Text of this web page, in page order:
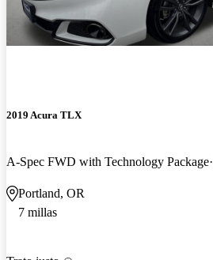
2019 Acura TLX
A-Spec FWD with Technology Package
Portland, OR
7 millas